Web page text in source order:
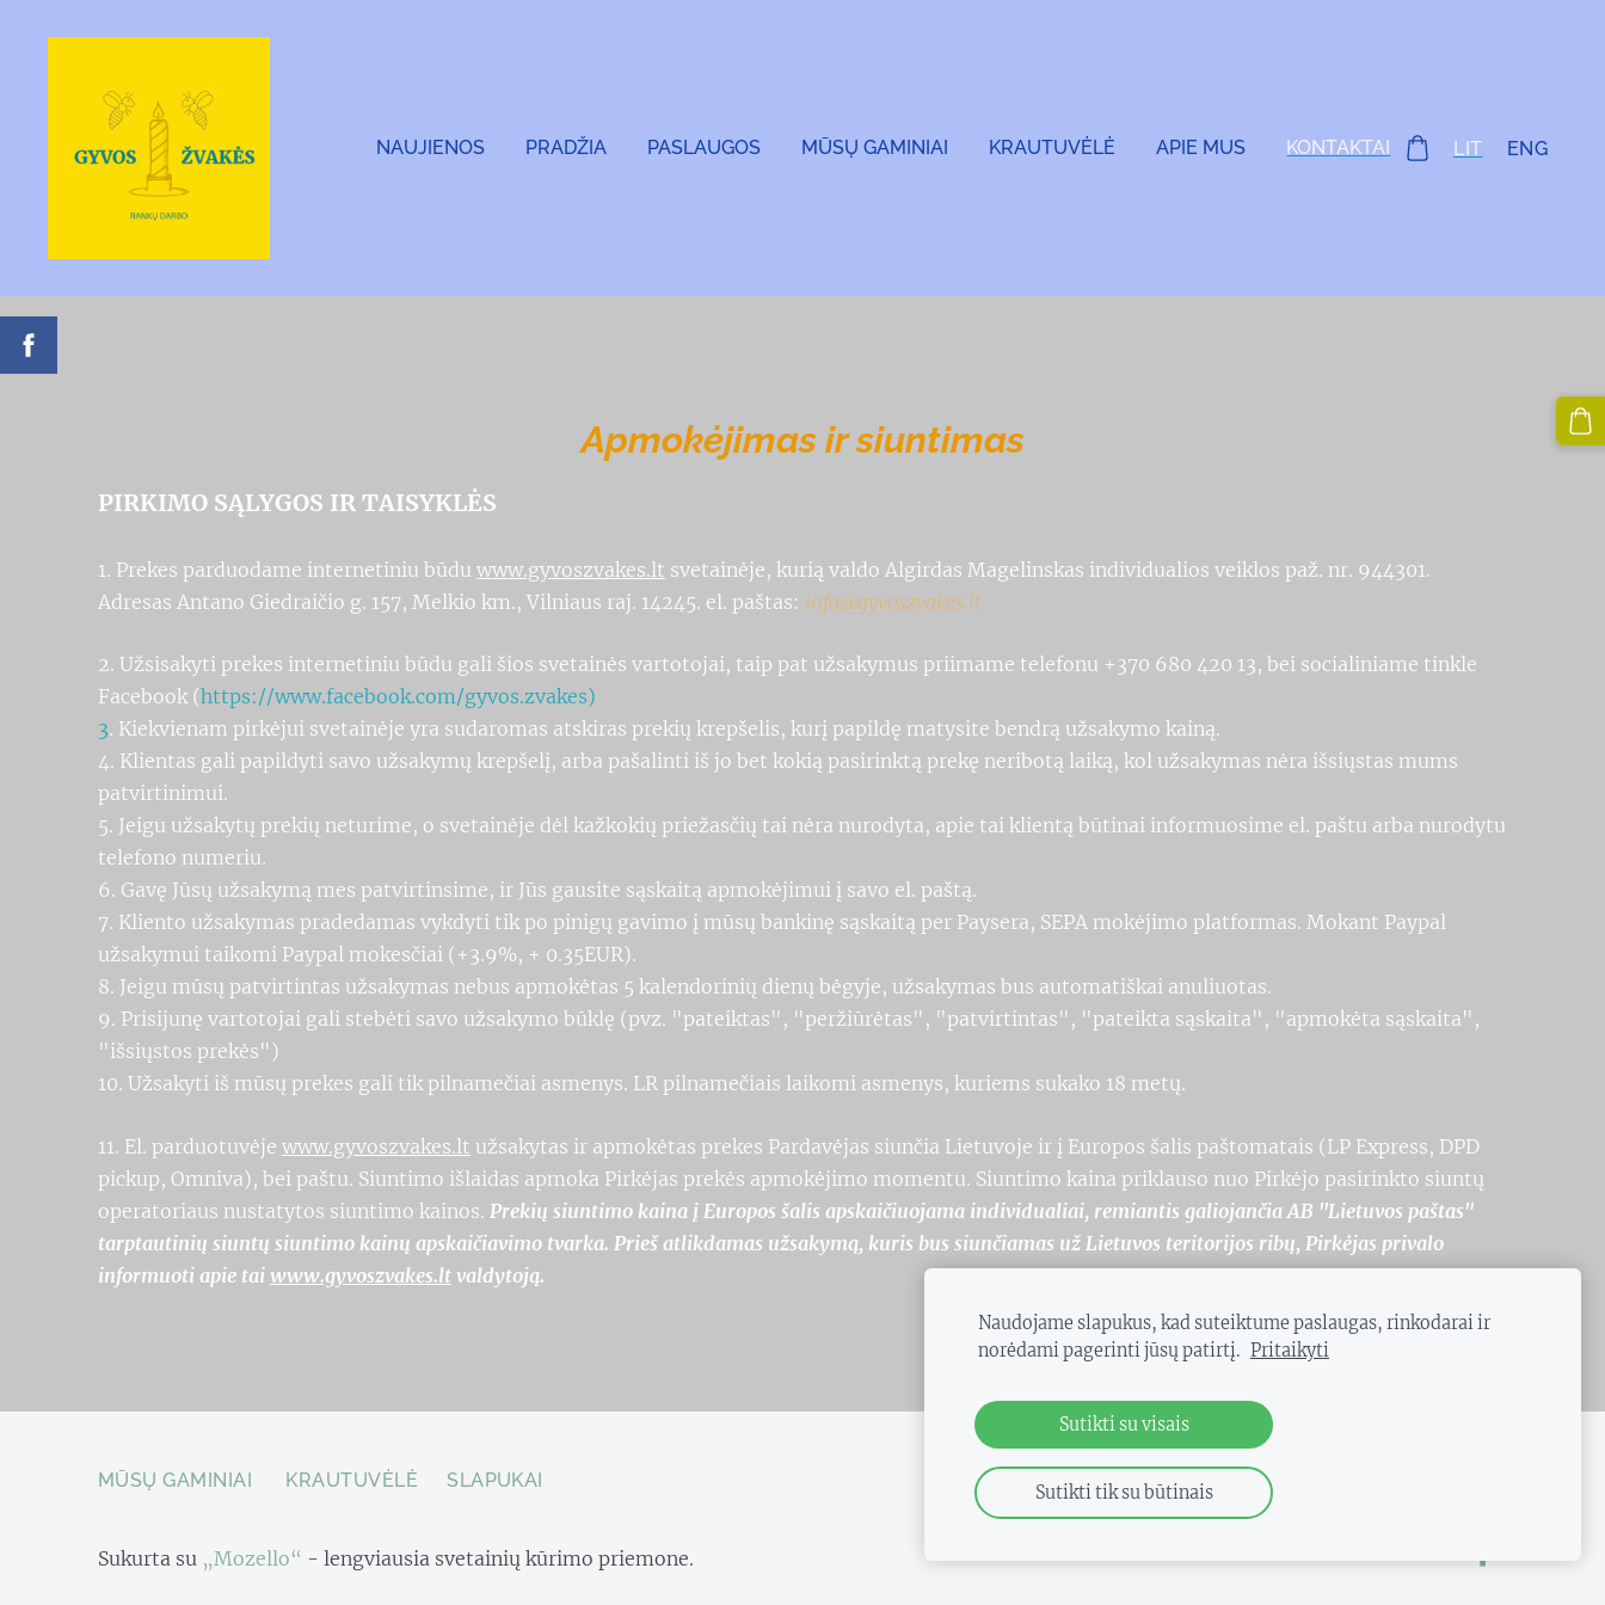
NAUJIENOS PRADŽIA PASLAUGOS MŪSŲ GAMINIAI KRAUTUVĖLĖ APIE MUS KONTAKTAI LIT ENG
Apmokėjimas ir siuntimas
PIRKIMO SĄLYGOS IR TAISYKLĖS
1. Prekes parduodame internetiniu būdu www.gyvoszvakes.lt svetainėje, kurią valdo Algirdas Magelinskas individualios veiklos paž. nr. 944301.
Adresas Antano Giedraičio g. 157, Melkio km., Vilniaus raj. 14245. el. paštas: info@gyvoszvakes.lt
2. Užsisakyti prekes internetiniu būdu gali šios svetainės vartotojai, taip pat užsakymus priimame telefonu +370 680 420 13, bei socialiniame tinkle
Facebook (https://www.facebook.com/gyvos.zvakes)
3. Kiekvienam pirkėjui svetainėje yra sudaromas atskiras prekių krepšelis, kurį papildę matysite bendrą užsakymo kainą.
4. Klientas gali papildyti savo užsakymų krepšelį, arba pašalinti iš jo bet kokią pasirinktą prekę neribotą laiką, kol užsakymas nėra išsiųstas mums
patvirtinimui.
5. Jeigu užsakytų prekių neturime, o svetainėje dėl kažkokių priežasčių tai nėra nurodyta, apie tai klientą būtinai informuosime el. paštu arba nurodytu
telefono numeriu.
6. Gavę Jūsų užsakymą mes patvirtinsime, ir Jūs gausite sąskaitą apmokėjimui į savo el. paštą.
7. Kliento užsakymas pradedamas vykdyti tik po pinigų gavimo į mūsų bankinę sąskaitą per Paysera, SEPA mokėjimo platformas. Mokant Paypal
užsakymui taikomi Paypal mokesčiai (+3.9%, + 0.35EUR).
8. Jeigu mūsų patvirtintas užsakymas nebus apmokėtas 5 kalendorinių dienų bėgyje, užsakymas bus automatiškai anuliuotas.
9. Prisijunę vartotojai gali stebėti savo užsakymo būklę (pvz. "pateiktas", "peržiūrėtas", "patvirtintas", "pateikta sąskaita", "apmokėta sąskaita",
"išsiųstos prekės")
10. Užsakyti iš mūsų prekes gali tik pilnamečiai asmenys. LR pilnamečiais laikomi asmenys, kuriems sukako 18 metų.
11. El. parduotuvėje www.gyvoszvakes.lt užsakytas ir apmokėtas prekes Pardavėjas siunčia Lietuvoje ir į Europos šalis paštomatais (LP Express, DPD
pickup, Omniva), bei paštu. Siuntimo išlaidas apmoka Pirkėjas prekės apmokėjimo momentu. Siuntimo kaina priklauso nuo Pirkėjo pasirinkto siuntų
operatoriaus nustatytos siuntimo kainos. Prekių siuntimo kaina į Europos šalis apskaičiuojama individualiai, remiantis galiojančia AB "Lietuvos paštas"
tarptautinių siuntų siuntimo kainų apskaičiavimo tvarka. Prieš atlikdamas užsakymą, kuris bus siunčiamas už Lietuvos teritorijos ribų, Pirkėjas privalo
informuoti apie tai www.gyvoszvakes.lt valdytoją.
MŪSŲ GAMINIAI KRAUTUVĖLĖ SLAPUKAI
Sukurta su „Mozello“ - lengviausia svetainių kūrimo priemone.
Naudojame slapukus, kad suteiktume paslaugas, rinkodarai ir
norėdami pagerinti jūsų patirtį. Pritaikyti
Sutikti su visais
Sutikti tik su būtinais